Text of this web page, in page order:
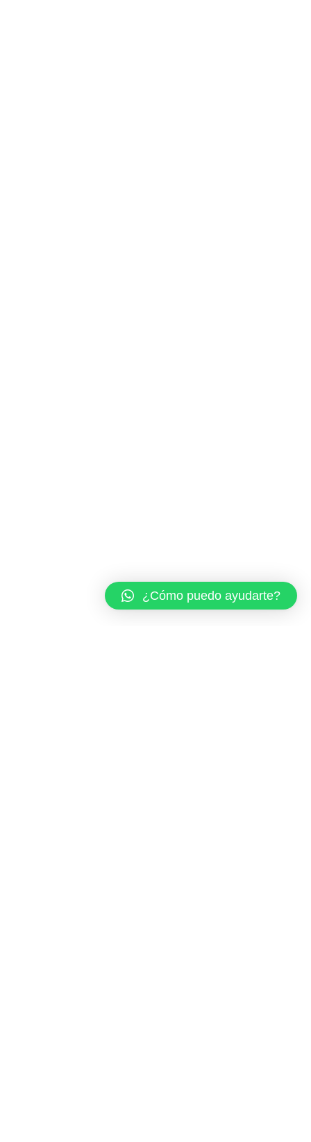
¿Cómo puedo ayudarte?